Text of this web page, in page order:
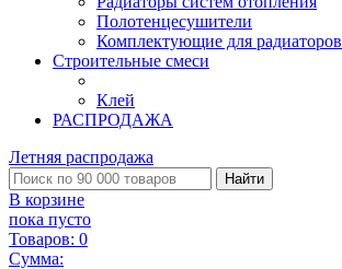
Полотенцесушители
Комплектующие для радиаторов
Строительные смеси
Клей
РАСПРОДАЖА
Летняя распродажа
Найти
В корзине
пока пусто
Товаров: 0
Сумма: